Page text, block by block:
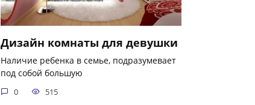
Дизайн комнаты для девушки
Наличие ребенка в семье, подразумевает
под собой большую
0 515